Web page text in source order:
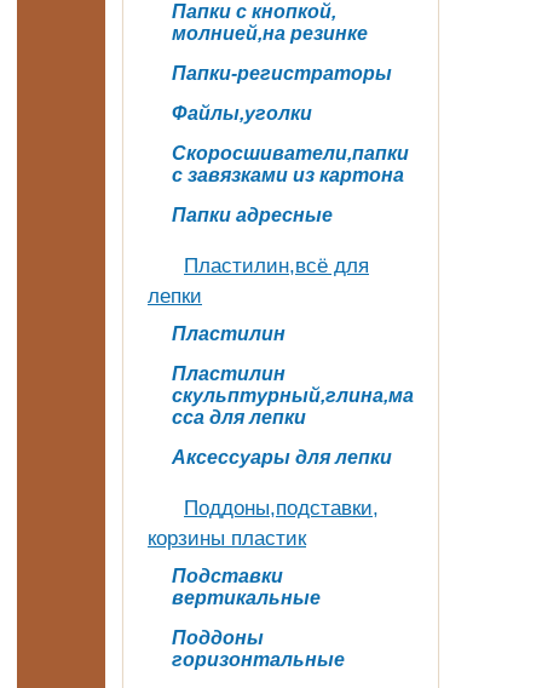
Папки с кнопкой,
молнией,на резинке
Папки-регистраторы
Файлы,уголки
Скоросшиватели,папки
с завязками из картона
Папки адресные
Пластилин,всё для
лепки
Пластилин
Пластилин
скульптурный,глина,ма
сса для лепки
Аксессуары для лепки
Поддоны,подставки,
корзины пластик
Подставки
вертикальные
Поддоны
горизонтальные